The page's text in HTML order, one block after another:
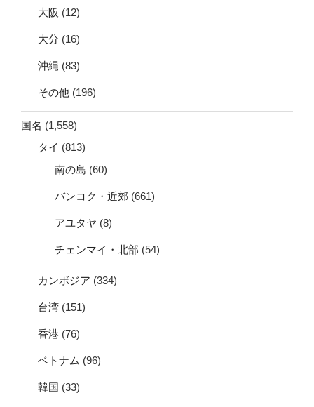
大阪 (12)
大分 (16)
沖縄 (83)
その他 (196)
国名 (1,558)
タイ (813)
南の島 (60)
バンコク・近郊 (661)
アユタヤ (8)
チェンマイ・北部 (54)
カンボジア (334)
台湾 (151)
香港 (76)
ベトナム (96)
韓国 (33)